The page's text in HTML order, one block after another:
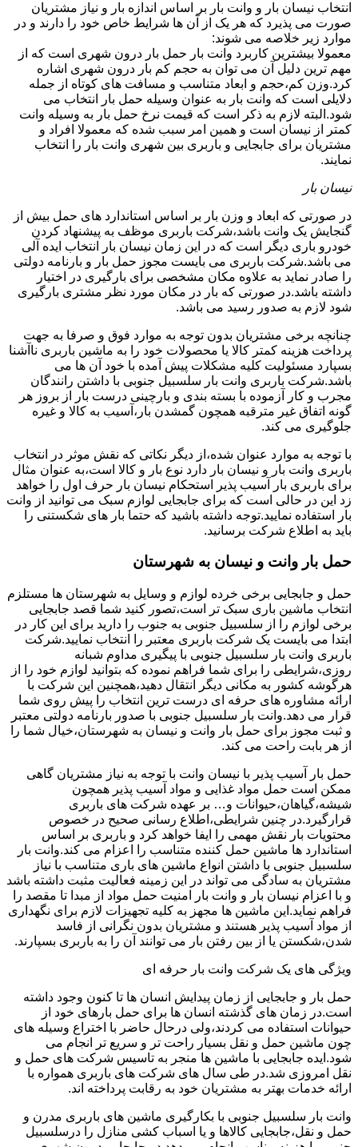
انتخاب نیسان بار و وانت بار بر اساس اندازه بار و نیاز مشتریان
صورت می پذیرد که هر یک از آن ها شرایط خاص خود را دارند و در
موارد زیر خلاصه می شوند:
معمولا بیشترین کاربرد وانت بار حمل بار درون شهری است که از
مهم ترین دلیل آن می توان به حجم کم بار درون شهری اشاره
کرد.وزن کم،حجم و ابعاد متناسب و مسافت های کوتاه از جمله
دلایلی است که وانت بار به عنوان وسیله حمل بار انتخاب می
شود.البته لازم به ذکر است که قیمت نرخ حمل بار به وسیله وانت
کمتر از نیسان است و همین امر سبب شده که معمولا افراد و
مشتریان برای جابجایی و باربری بین شهری وانت بار را انتخاب
نمایند.
نیسان بار
در صورتی که ابعاد و وزن بار بر اساس استاندارد های حمل بیش از
گنجایش یک وانت باشد،شرکت باربری موظف به پیشنهاد کردن
خودرو باری دیگر است که در این زمان نیسان بار انتخاب ایده آلی
می باشد.شرکت باربری می بایست مجوز حمل بار و بارنامه دولتی
را صادر نماید به علاوه مکان مشخصی برای بارگیری در اختیار
داشته باشد.در صورتی که بار در مکان مورد نظر مشتری بارگیری
شود لازم به صدور رسید می باشد.
چنانچه برخی مشتریان بدون توجه به موارد فوق و صرفا به جهت
پرداخت هزینه کمتر کالا یا محصولات خود را به ماشین باربری ناآشنا
بسپارد مسئولیت کلیه مشکلات پیش آمده با خود آن ها می
باشد.شرکت باربری وانت بار سلسبیل جنوبی با داشتن رانندگان
مجرب و کار آزموده با بسته بندی و بارچینی درست بار از بروز هر
گونه اتفاق غیر مترقبه همچون گمشدن بار،آسیب به کالا و غیره
جلوگیری می کند.
با توجه به موارد عنوان شده،از دیگر نکاتی که نقش موثر در انتخاب
باربری وانت بار و نیسان بار دارد نوع بار و کالا است،به عنوان مثال
برای باربری بار آسیب پذیر استحکام نیسان بار حرف اول را خواهد
زد این در حالی است که برای جابجایی لوازم سبک می توانید از وانت
بار استفاده نمایید.توجه داشته باشید که حتما بار های شکستنی را
باید به اطلاع شرکت برسانید.
حمل بار وانت و نیسان به شهرستان
حمل و جابجایی برخی خرده لوازم و وسایل به شهرستان ها مستلزم
انتخاب ماشین باری سبک تر است،تصور کنید شما قصد جابجایی
برخی لوازم را از سلسبیل جنوبی به جنوب را دارید برای این کار در
ابتدا می بایست یک شرکت باربری معتبر را انتخاب نمایید.شرکت
باربری وانت بار سلسبیل جنوبی با پیگیری مداوم شبانه
روزی،شرایطی را برای شما فراهم نموده که بتوانید لوازم خود را از
هرگوشه کشور به مکانی دیگر انتقال دهید،همچنین این شرکت با
ارائه مشاوره های حرفه ای درست ترین انتخاب را پیش روی شما
قرار می دهد.وانت بار سلسبیل جنوبی با صدور بارنامه دولتی معتبر
و ثبت مجوز برای حمل بار وانت و نیسان به شهرستان،خیال شما را
از هر بابت راحت می کند.
حمل بار آسیب پذیر با نیسان وانت با توجه به نیاز مشتریان گاهی
ممکن است حمل مواد غذایی و مواد آسیب پذیر همچون
شیشه،گیاهان،حیوانات و… بر عهده شرکت های باربری
قرارگیرد.در چنین شرایطی،اطلاع رسانی صحیح در خصوص
محتویات بار نقش مهمی را ایفا خواهد کرد و باربری بر اساس
استاندارد ها ماشین حمل کننده متناسب را اعزام می کند.وانت بار
سلسبیل جنوبی با داشتن انواع ماشین های باری متناسب با نیاز
مشتریان به سادگی می تواند در این زمینه فعالیت مثبت داشته باشد
و با اعزام نیسان بار و وانت بار امنیت حمل مواد از مبدا تا مقصد را
فراهم نماید.این ماشین ها مجهز به کلیه تجهیزات لازم برای نگهداری
از مواد آسیب پذیر هستند و مشتریان بدون نگرانی از فاسد
شدن،شکستن یا از بین رفتن بار می توانند آن را به باربری بسپارند.
ویژگی های یک شرکت وانت بار حرفه ای
حمل بار و جابجایی از زمان پیدایش انسان ها تا کنون وجود داشته
است.در زمان های گذشته انسان ها برای حمل بارهای خود از
حیوانات استفاده می کردند،ولی درحال حاضر با اختراع وسیله های
چون ماشین حمل و نقل بسیار راحت تر و سریع تر انجام می
شود.ایده جابجایی با ماشین ها منجر به تاسیس شرکت های حمل و
نقل امروزی شد.در طی سال های شرکت های باربری همواره با
ارائه خدمات بهتر به مشتریان خود به رقابت پرداخته اند.
وانت بار سلسبیل جنوبی با بکارگیری ماشین های باربری مدرن و
حمل و نقل،جابجایی کالاها و یا اسباب کشی منازل را درسلسبیل